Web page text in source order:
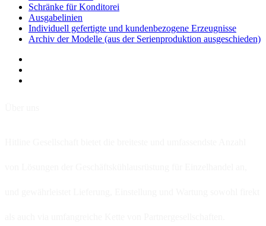
Schränke für Konditorei
Ausgabelinien
Individuell gefertigte und kundenbezogene Erzeugnisse
Archiv der Modelle (aus der Serienproduktion ausgeschieden)